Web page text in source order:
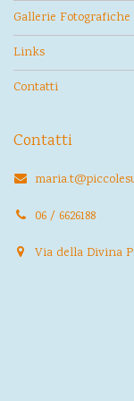
Gallerie Fotografiche
Links
Contatti
Contatti
06 / 6626188
Via della Divina